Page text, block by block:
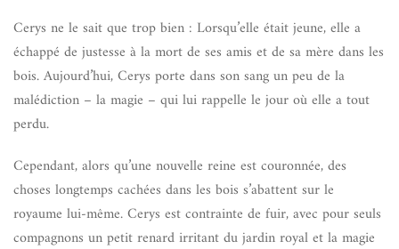
Cerys ne le sait que trop bien : Lorsqu’elle était jeune, elle a
échappé de justesse à la mort de ses amis et de sa mère dans les
bois. Aujourd’hui, Cerys porte dans son sang un peu de la
malédiction – la magie – qui lui rappelle le jour où elle a tout
perdu.
Cependant, alors qu’une nouvelle reine est couronnée, des
choses longtemps cachées dans les bois s’abattent sur le
royaume lui-même. Cerys est contrainte de fuir, avec pour seuls
compagnons un petit renard irritant du jardin royal et la magie